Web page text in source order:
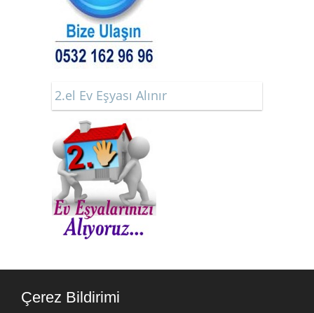
2.el Ev Eşyası Alınır
Çerez Bildirimi